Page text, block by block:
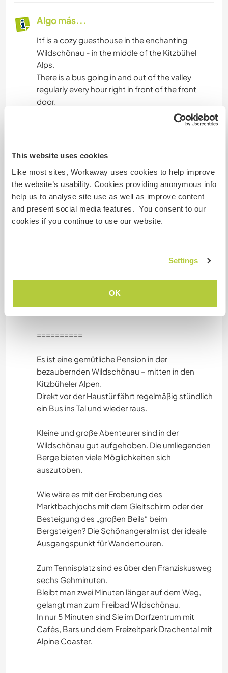
This website uses cookies
Like most sites, Workaway uses cookies to help improve
the website’s usability. Cookies providing anonymous info
help us to analyse site use as well as improve content
and present social media features. You consent to our
cookies if you continue to use our website.
Settings
OK
Algo más...
Itf is a cozy guesthouse in the enchanting
Wildschönau - in the middle of the Kitzbühel
Alps.
There is a bus going in and out of the valley
regularly every hour right in front of the front
door.
Small and large adventurers are in good hands in
offer many opportunities to let off steam.
How about conquering the Marktbachjoch with
a paraglider or climbing the "big hatchet" while
mountaineering. The Schönangeralm is the ideal
starting point for hiking tours.
If you stay on the path two minutes longer, you
cafés, bars and the Drachental amusement park
with alpine coaster.
==========
Es ist eine gemütliche Pension in der
bezaubernden Wildschönau – mitten in den
Kitzbüheler Alpen.
Direkt vor der Haustür fährt regelmäßig stündlich
ein Bus ins Tal und wieder raus.
Kleine und große Abenteurer sind in der
Wildschönau gut aufgehoben. Die umliegenden
Berge bieten viele Möglichkeiten sich
auszutoben.
Wie wäre es mit der Eroberung des
Marktbachjochs mit dem Gleitschirm oder der
Besteigung des „großen Beils“ beim
Bergsteigen? Die Schönangeralm ist der ideale
Ausgangspunkt für Wandertouren.
Zum Tennisplatz sind es über den Franziskusweg
sechs Gehminuten.
Bleibt man zwei Minuten länger auf dem Weg,
gelangt man zum Freibad Wildschönau.
In nur 5 Minuten sind Sie im Dorfzentrum mit
Cafés, Bars und dem Freizeitpark Drachental mit
Alpine Coaster.